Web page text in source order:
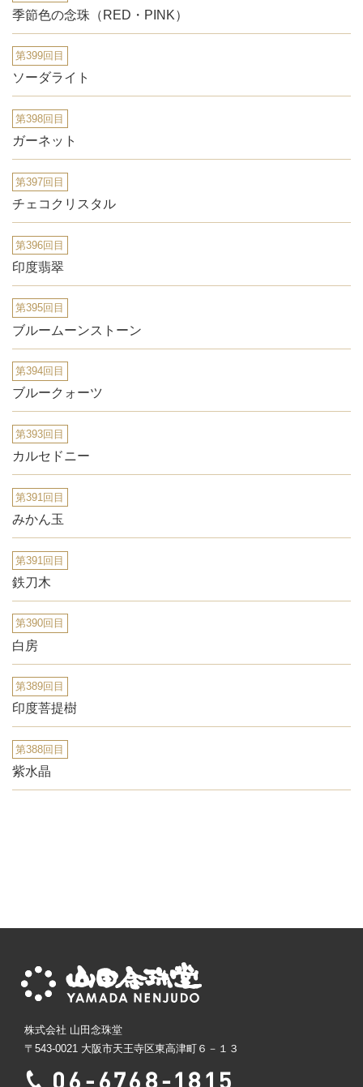
季節色の念珠（RED・PINK）
第399回目
ソーダライト
第398回目
ガーネット
第397回目
チェコクリスタル
第396回目
印度翡翠
第395回目
ブルームーンストーン
第394回目
ブルークォーツ
第393回目
カルセドニー
第391回目
みかん玉
第391回目
鉄刀木
第390回目
白房
第389回目
印度菩提樹
第388回目
紫水晶
株式会社 山田念珠堂
〒543-0021 大阪市天王寺区東高津町６－１３